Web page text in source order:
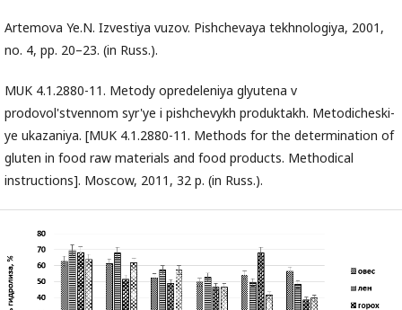
Artemova Ye.N. Izvestiya vuzov. Pishchevaya tekhnologiya, 2001,
no. 4, pp. 20–23. (in Russ.).
MUK 4.1.2880-11. Metody opredeleniya glyutena v
prodovol'stvennom syr'ye i pishchevykh produktakh. Metodicheski-
ye ukazaniya. [MUK 4.1.2880-11. Methods for the determination of
gluten in food raw materials and food products. Methodical
instructions]. Moscow, 2011, 32 p. (in Russ.).